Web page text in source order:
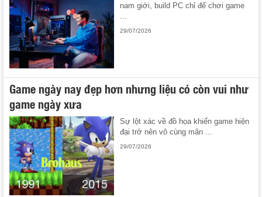
nam giới, build PC chỉ để chơi game
29/07/2026
Game ngày nay đẹp hơn nhưng liệu có còn vui như
game ngày xưa
Sự lột xác về đồ họa khiến game hiện
đại trở nên vô cùng mãn ...
29/07/2026